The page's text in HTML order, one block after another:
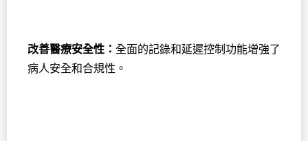
改善醫療安全性： 全面的記錄和延遲控制功能增強了
病人安全和合規性。